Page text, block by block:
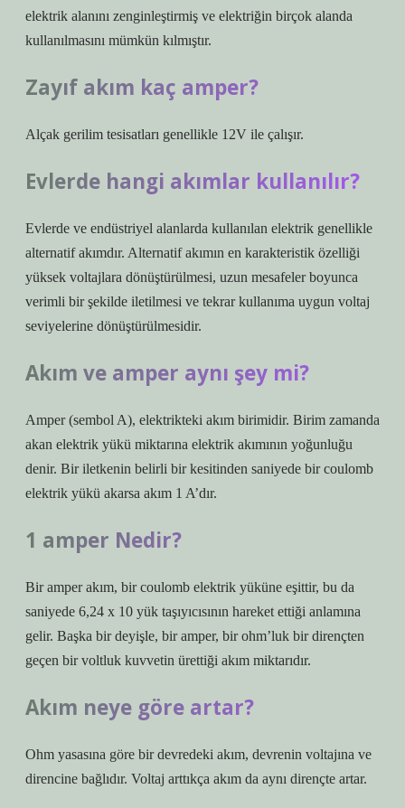
elektrik alanını zenginleştirmiş ve elektriğin birçok alanda
kullanılmasını mümkün kılmıştır.
Zayıf akım kaç amper?
Alçak gerilim tesisatları genellikle 12V ile çalışır.
Evlerde hangi akımlar kullanılır?
Evlerde ve endüstriyel alanlarda kullanılan elektrik genellikle
alternatif akımdır. Alternatif akımın en karakteristik özelliği
yüksek voltajlara dönüştürülmesi, uzun mesafeler boyunca
verimli bir şekilde iletilmesi ve tekrar kullanıma uygun voltaj
seviyelerine dönüştürülmesidir.
Akım ve amper aynı şey mi?
Amper (sembol A), elektrikteki akım birimidir. Birim zamanda
akan elektrik yükü miktarına elektrik akımının yoğunluğu
denir. Bir iletkenin belirli bir kesitinden saniyede bir coulomb
elektrik yükü akarsa akım 1 A’dır.
1 amper Nedir?
Bir amper akım, bir coulomb elektrik yüküne eşittir, bu da
saniyede 6,24 x 10 yük taşıyıcısının hareket ettiği anlamına
gelir. Başka bir deyişle, bir amper, bir ohm’luk bir dirençten
geçen bir voltluk kuvvetin ürettiği akım miktarıdır.
Akım neye göre artar?
Ohm yasasına göre bir devredeki akım, devrenin voltajına ve
direncine bağlıdır. Voltaj arttıkça akım da aynı dirençte artar.